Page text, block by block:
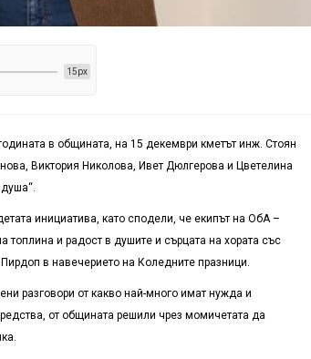
15px
в общината, на 15 декември кметът инж. Стоян
Виктория Николова, Ивет Дюлгерова и Цветелина
инициатива, като сподели, че екипът на ОбА –
и радост в душите и сърцата на хората със
в навечерието на Коледните празници.
разговори от какво най-много имат нужда и
от общината решили чрез момичетата да